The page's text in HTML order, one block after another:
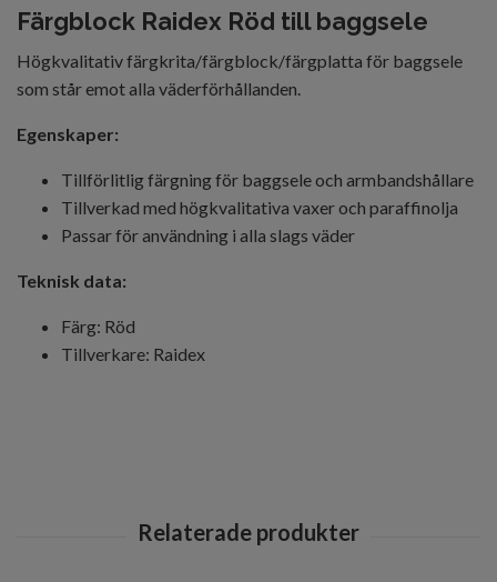
Färgblock Raidex Röd till baggsele
Högkvalitativ färgkrita/färgblock/färgplatta för baggsele
som står emot alla väderförhållanden.
Egenskaper:
Tillförlitlig färgning för baggsele och armbandshållare
Tillverkad med högkvalitativa vaxer och paraffinolja
Passar för användning i alla slags väder
Teknisk data:
Färg: Röd
Tillverkare: Raidex